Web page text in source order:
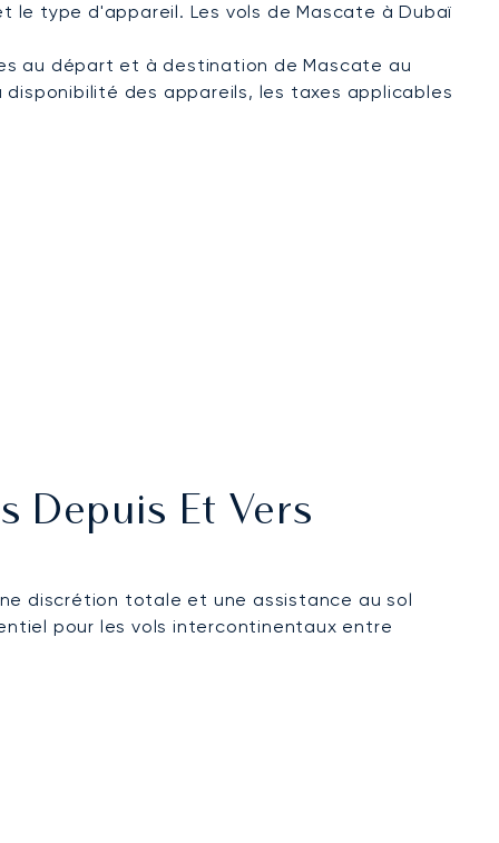
type d'appareil. Les vols de Mascate à Dubaï
au départ et à destination de Mascate au
disponibilité des appareils, les taxes applicables
Depuis Et Vers
discrétion totale et une assistance au sol
pour les vols intercontinentaux entre